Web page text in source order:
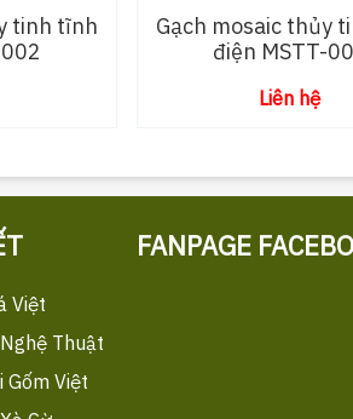
tinh tĩnh
Gạch mosaic thủy
điện MSTT-
Liên hệ
Việt
Thuật
Gốm Việt
FANPAGE